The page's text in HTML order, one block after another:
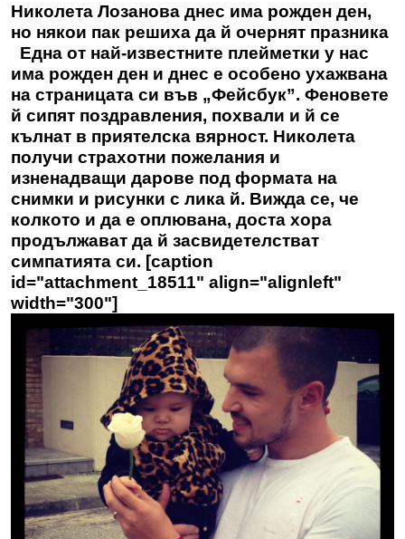
Николета Лозанова днес има рожден ден,
но някои пак решиха да й очернят празника
Една от най-известните плейметки у нас
има рожден ден и днес е особено ухажвана
на страницата си във „Фейсбук”. Феновете
й сипят поздравления, похвали и й се
кълнат в приятелска вярност. Николета
получи страхотни пожелания и
изненадващи дарове под формата на
снимки и рисунки с лика й. Вижда се, че
колкото и да е оплювана, доста хора
продължават да й засвидетелстват
симпатията си. [caption
id="attachment_18511" align="alignleft"
width="300"]